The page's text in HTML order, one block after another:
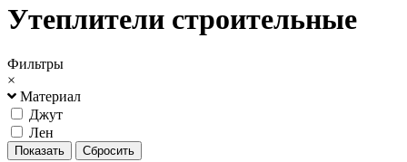
Утеплители строительные
Фильтры
×
Материал
Джут
Лен